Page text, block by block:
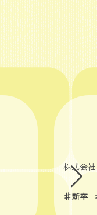
株式会
♯新卒